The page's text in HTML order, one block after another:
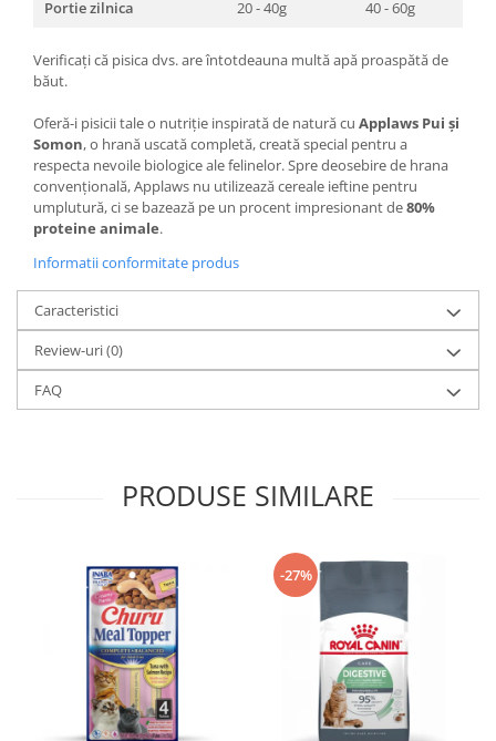
Portie zilnica
20 - 40g 40 - 60g
Verificați că pisica dvs. are întotdeauna multă apă proaspătă de
băut.
Oferă-i pisicii tale o nutriție inspirată de natură cu Applaws Pui și
Somon, o hrană uscată completă, creată special pentru a
respecta nevoile biologice ale felinelor. Spre deosebire de hrana
convențională, Applaws nu utilizează cereale ieftine pentru
umplutură, ci se bazează pe un procent impresionant de80%
proteine animale.
Informatii conformitate produs
Caracteristici
Review-uri(0)
FAQ
PRODUSE SIMILARE
-27%